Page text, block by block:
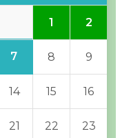
1 2
7 8 9
14 15 16
21 22 23